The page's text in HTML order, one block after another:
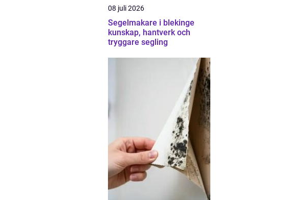
08 juli 2026
Segelmakare i blekinge
kunskap, hantverk och
tryggare segling